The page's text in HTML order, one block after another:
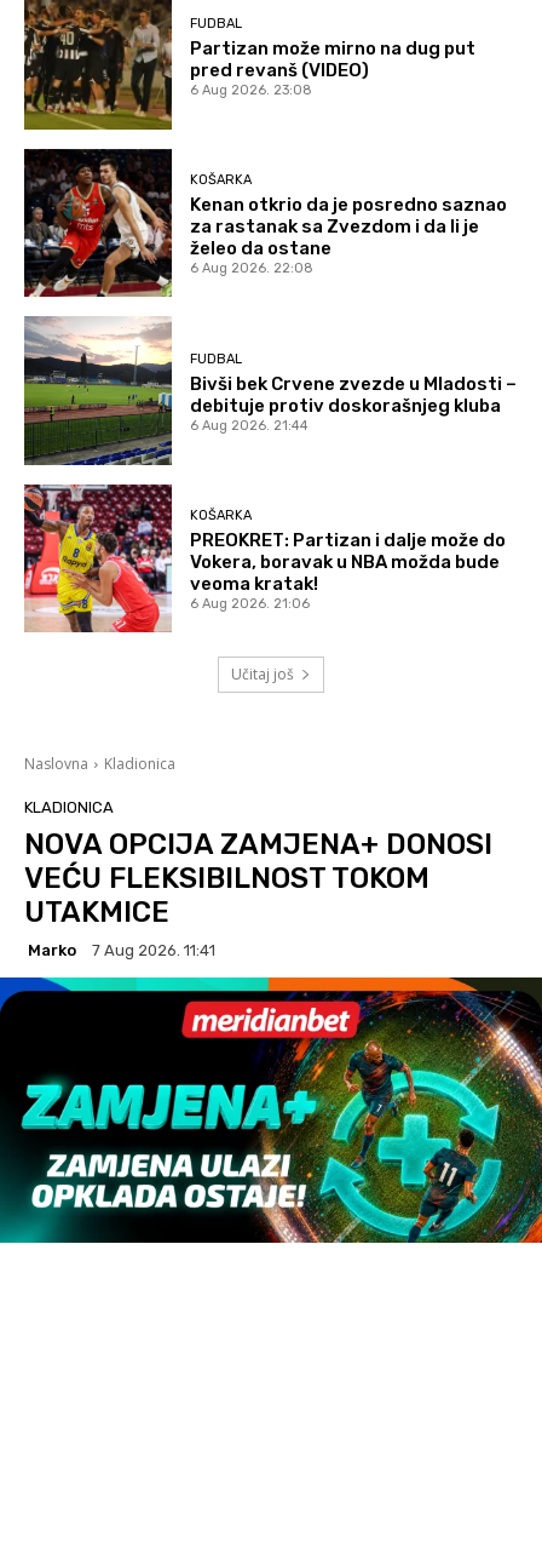
FUDBAL
Partizan može mirno na dug put
pred revanš (VIDEO)
6 Aug 2026. 23:08
KOŠARKA
Kenan otkrio da je posredno saznao
za rastanak sa Zvezdom i da li je
želeo da ostane
6 Aug 2026. 22:08
FUDBAL
Bivši bek Crvene zvezde u Mladosti –
debituje protiv doskorašnjeg kluba
6 Aug 2026. 21:44
KOŠARKA
PREOKRET: Partizan i dalje može do
Vokera, boravak u NBA možda bude
veoma kratak!
6 Aug 2026. 21:06
Učitaj još